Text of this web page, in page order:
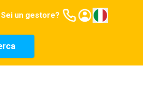
Sei un gestore?